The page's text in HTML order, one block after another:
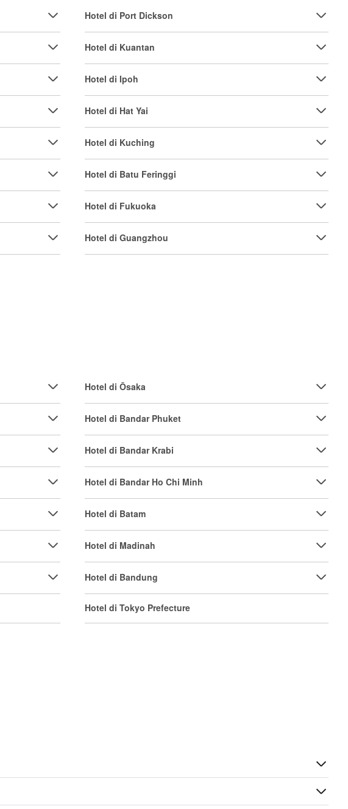
Hotel di Port Dickson
Hotel di Kuantan
Hotel di Ipoh
Hotel di Hat Yai
Hotel di Kuching
Hotel di Batu Feringgi
Hotel di Fukuoka
Hotel di Guangzhou
Hotel di Ōsaka
Hotel di Bandar Phuket
Hotel di Bandar Krabi
Hotel di Bandar Ho Chi Minh
Hotel di Batam
Hotel di Madinah
Hotel di Bandung
Hotel di Tokyo Prefecture